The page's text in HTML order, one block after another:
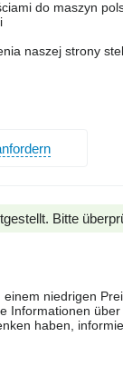
do maszyn
naszej strony
Bitte
niedrigen
Informationen
haben,